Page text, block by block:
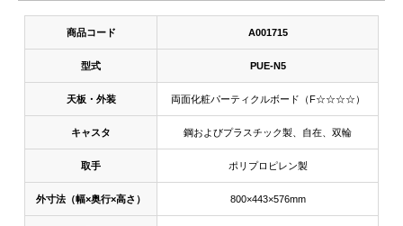
商品コード A001715
型式 PUE-N5
天板・外装 両面化粧パーティクルボード（F☆☆☆☆）
キャスタ 鋼およびプラスチック製、自在、双輪
取手 ポリプロピレン製
外寸法（幅×奥行×高さ） 800×443×576mm